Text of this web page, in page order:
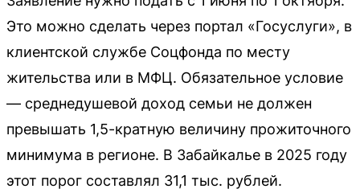
Это можно сделать через портал «Госуслуги», в
клиентской службе Соцфонда по месту
жительства или в МФЦ. Обязательное условие
— среднедушевой доход семьи не должен
превышать 1,5-кратную величину прожиточного
минимума в регионе. В Забайкалье в 2025 году
этот порог составлял 31,1 тыс. рублей.